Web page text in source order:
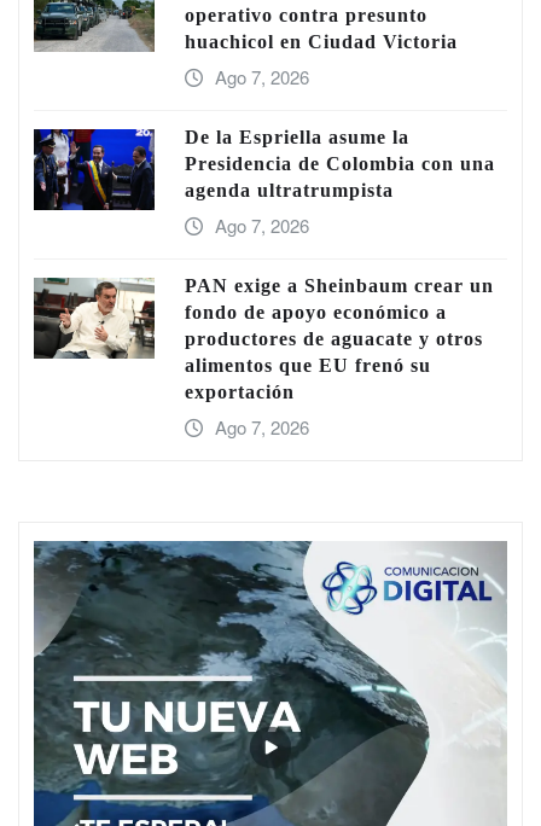
operativo contra presunto
huachicol en Ciudad Victoria
Ago 7, 2026
De la Espriella asume la
Presidencia de Colombia con una
agenda ultratrumpista
Ago 7, 2026
PAN exige a Sheinbaum crear un
fondo de apoyo económico a
productores de aguacate y otros
alimentos que EU frenó su
exportación
Ago 7, 2026